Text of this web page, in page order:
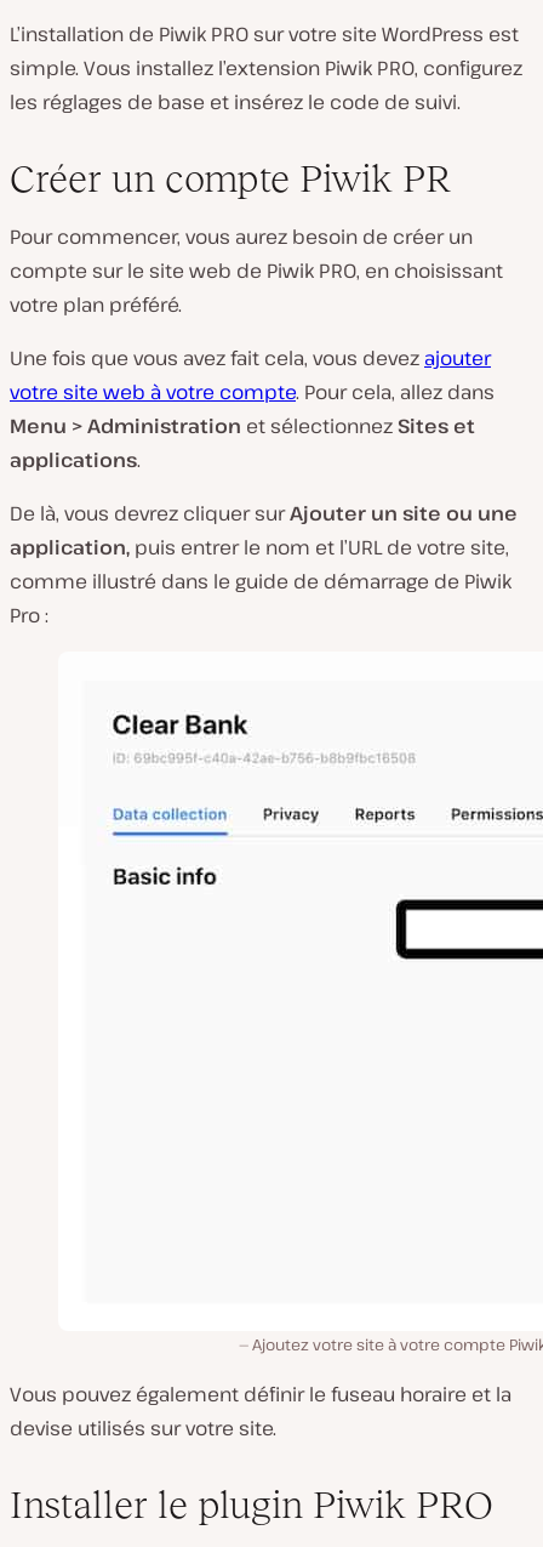
L’installation de Piwik PRO sur votre site WordPress est
simple. Vous installez l’extension Piwik PRO, configurez
les réglages de base et insérez le code de suivi.
Créer un compte Piwik PR
Pour commencer, vous aurez besoin de créer un
compte sur le site web de Piwik PRO, en choisissant
votre plan préféré.
Une fois que vous avez fait cela, vous devez ajouter
votre site web à votre compte. Pour cela, allez dans
Menu > Administration et sélectionnez Sites et
applications.
De là, vous devrez cliquer surAjouter un site ou une
application, puis entrer le nom et l’URL de votre site,
comme illustré dans le guide de démarrage de Piwik
Pro :
Ajoutez votre site à votre compte Piwik
Vous pouvez également définir le fuseau horaire et la
devise utilisés sur votre site.
Installer le plugin Piwik PRO